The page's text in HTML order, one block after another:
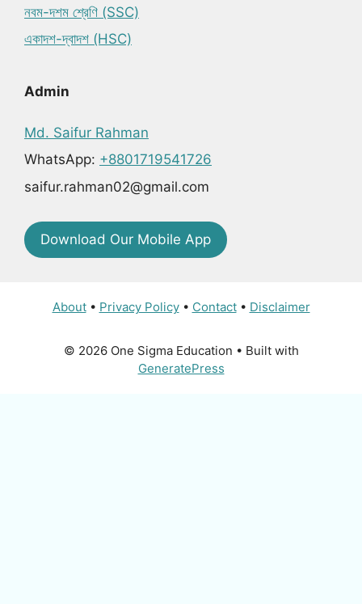
নবম-দশম শ্রেণি (SSC)
একাদশ-দ্বাদশ (HSC)
Admin
Md. Saifur Rahman
WhatsApp: +8801719541726
saifur.rahman02@gmail.com
Download Our Mobile App
About• Privacy Policy• Contact• Disclaimer
© 2026 One Sigma Education • Built with
GeneratePress